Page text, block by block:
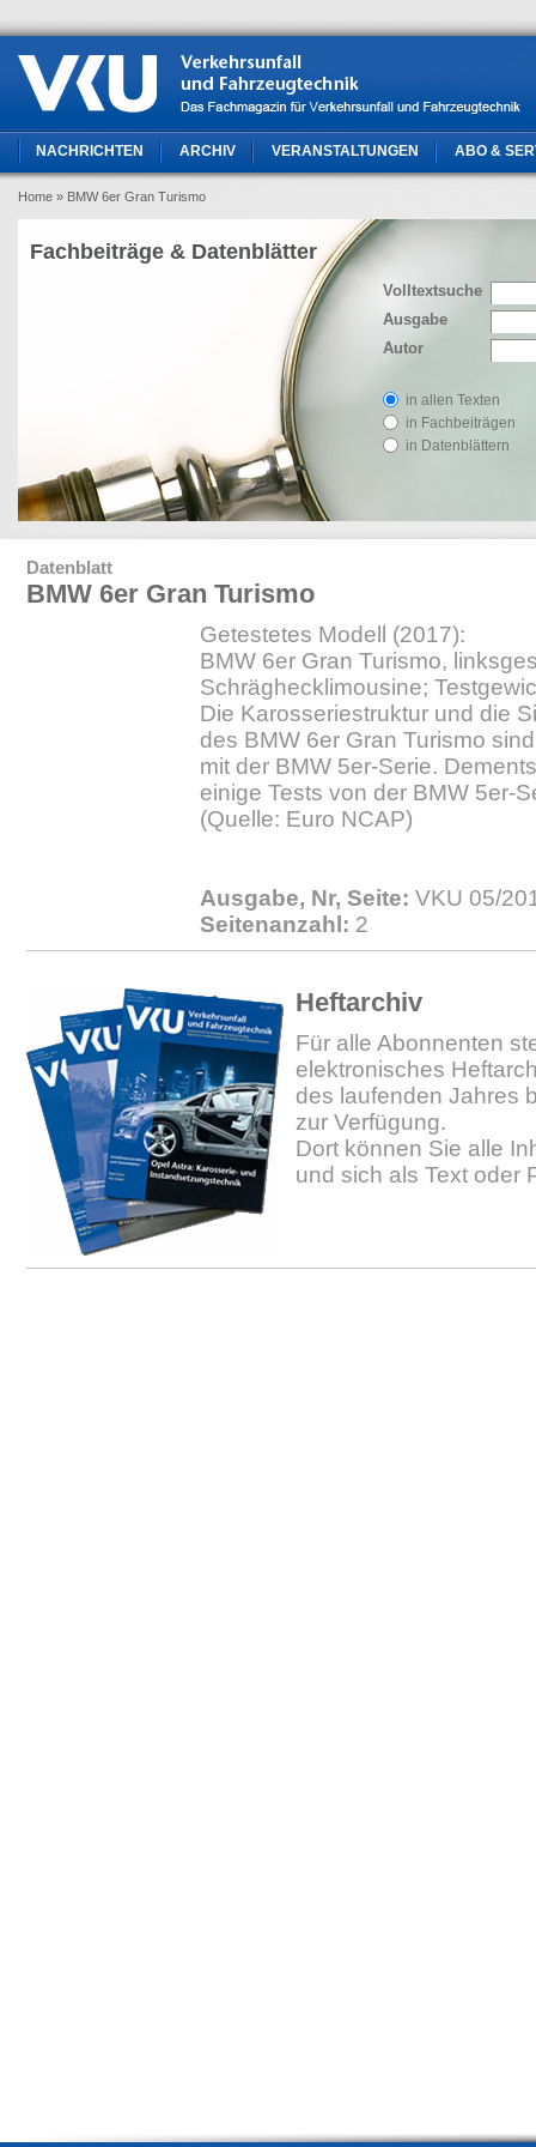
NACHRICHTEN ARCHIV VERANSTALTUNGEN ABO &
Home » BMW 6er Gran Turismo
Volltextsuche
Ausgabe
Autor
in allen Texten
in Fachbeiträgen
in Datenblättern
Fachbeiträge & Datenblätter
Datenblatt
BMW 6er Gran Turismo
Getestetes Modell (2017):
BMW 6er Gran Turismo,
Schräghecklimousine;
Die Karosseriestruktur und die
des BMW 6er Gran Turismo
mit der BMW 5er-Serie.
einige Tests von der BMW 5er-
(Quelle: Euro NCAP)
Ausgabe, Nr, Seite: VKU 05/
Seitenanzahl: 2
Heftarchiv
Für alle Abonnenten
elektronisches
des laufenden Jahres
zur Verfügung.
Dort können Sie alle
und sich als Text oder